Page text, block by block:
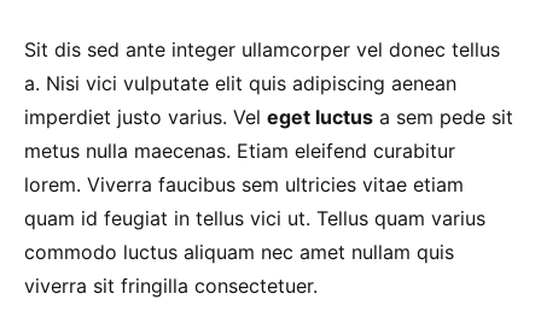
Sit dis sed ante integer ullamcorper vel donec tellus
a. Nisi vici vulputate elit quis adipiscing aenean
imperdiet justo varius. Vel eget luctus a sem pede sit
metus nulla maecenas. Etiam eleifend curabitur
lorem. Viverra faucibus sem ultricies vitae etiam
quam id feugiat in tellus vici ut. Tellus quam varius
commodo luctus aliquam nec amet nullam quis
viverra sit fringilla consectetuer.